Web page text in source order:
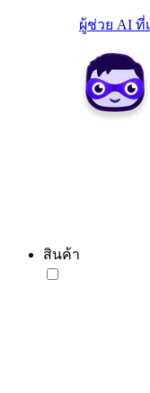
ผู้ช่วย AI
สินค้า